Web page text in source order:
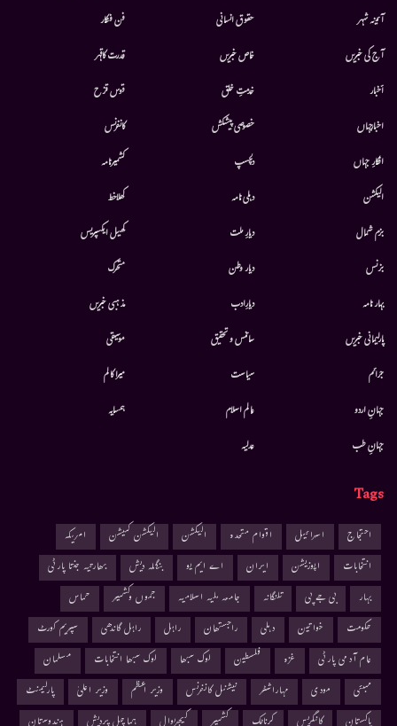
آئینہ شہر
آج کی خبریں
أخبار
اخبارجہاں
افکارِ جہاں
الیکشن
بزم شمال
بزنس
بہار نامہ
پارلیمانی خبریں
جرائم
جہانِ اردو
جہانِ طب
حقوق انسانی
خاص خبریں
خدمتِ خلق
خصوصی پیشکش
دلچسپ
دہلی نامہ
دیارِ ملت
دیار وطن
دیارِادب
سائنس و تحقیق
سیاست
عالم اسلام
عدلیہ
فن فنکار
قدرت کاقہر
قوس قزح
کانفرنس
کشمیرنامہ
کھلاخط
کھیل ایکسپریس
متحرك
مذہبی خبریں
موسيقى
میرا کالم
ہمسایہ
Tags
احتجاج اسرائیل اقوام متحدہ الیکشن الیکشن کمیشن
امریکہ
انتخابات
اپوزیشن ایران اے ایم یو بنگلہ دیش
بھارتیہ جنتا پارٹی
بہار
بی جے پی تلنگانہ جامعہ ملیہ اسلامیہ جموں وکشمیر
حماس
حکومت
خواتین دہلی راجستھان راہل راہل گاندھی
سپریم کورٹ
عام آدمی پارٹی
غزہ فلسطین لوک سبھا لوک سبھا انتخابات
مسلمان
ممبئی
مودی مہاراشٹر نیشنل کانفرنس وزیر اعظم وزیر اعلیٰ
پارلیمنٹ